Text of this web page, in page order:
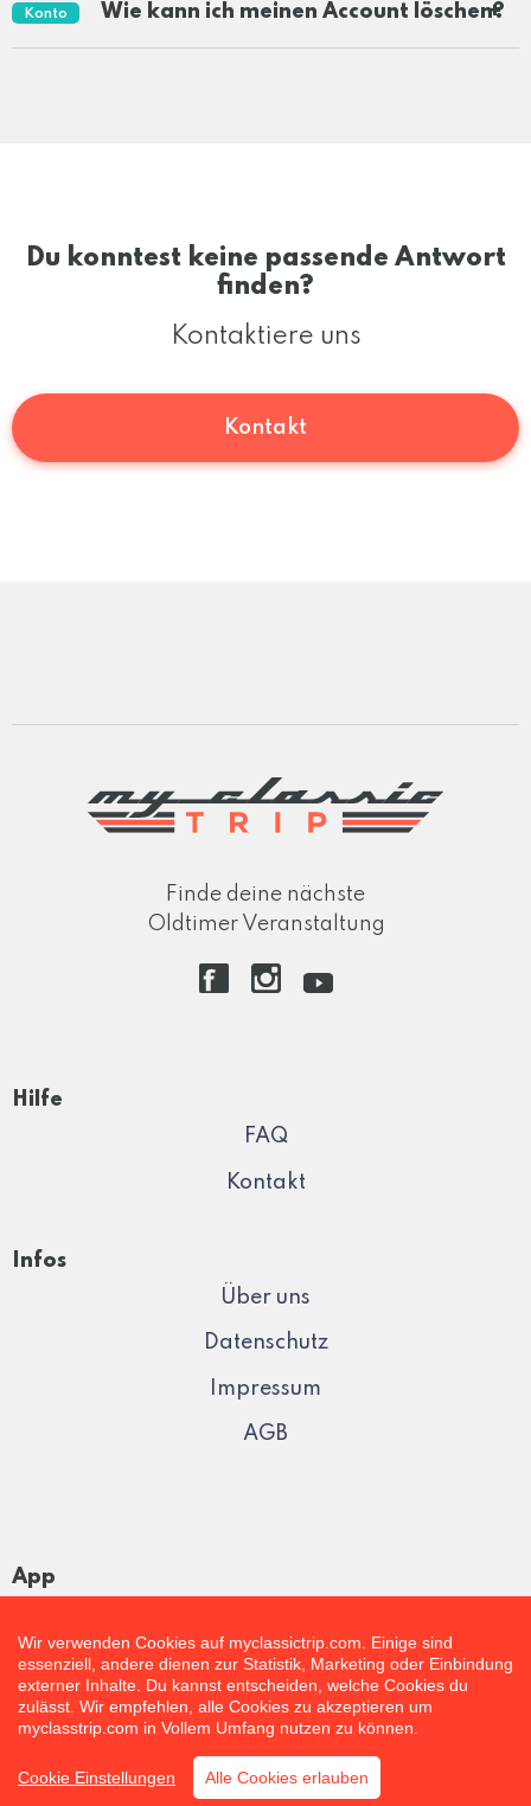
Konto Wie kann ich meinen Account löschen?
Du konntest keine passende Antwort
finden?
Kontaktiere uns
Kontakt
Finde deine nächste
Oldtimer Veranstaltung
Hilfe
FAQ
Kontakt
Infos
Über uns
Datenschutz
Impressum
AGB
App
Wir verwenden Cookies auf myclassictrip.com. Einige sind
essenziell, andere dienen zur Statistik, Marketing oder Einbindung
externer Inhalte. Du kannst entscheiden, welche Cookies du
zulässt. Wir empfehlen, alle Cookies zu akzeptieren um
myclasstrip.com in Vollem Umfang nutzen zu können.
Cookie Einstellungen Alle Cookies erlauben